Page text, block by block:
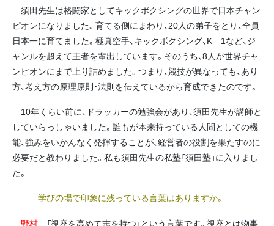
須田先生は格闘家としてキックボクシングの世界で日本チャン
ピオンになりました。育てる側にまわり、20人の弟子をとり、全員
日本一に育てました。極真空手、キックボクシング、K―1など、ジ
ャンルを超えて王者を輩出しています。そのうち、8人が世界チャ
ンピオンにまで上り詰めました。つまり、競技が異なっても、あり
方、考え方の原理原則・法則を伝えているから育成できたのです。
10年くらい前に、ドラッカーの勉強会があり、須田先生が講師と
していらっしゃいました。誰もが本来持っている人間としての機
能、強みをいかんなく発揮することが、経営者の役割を果たすのに
必要だと教わりました。私も須田先生の私塾「須田塾」に入りまし
た。
――学びの場で印象に残っている言葉はありますか。
野村 「視座を高めて志を持つ」という言葉です。視座とは物事